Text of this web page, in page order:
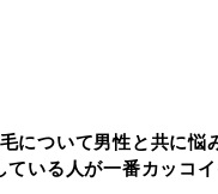
について男性と共に悩
ている人が一番カッコイ